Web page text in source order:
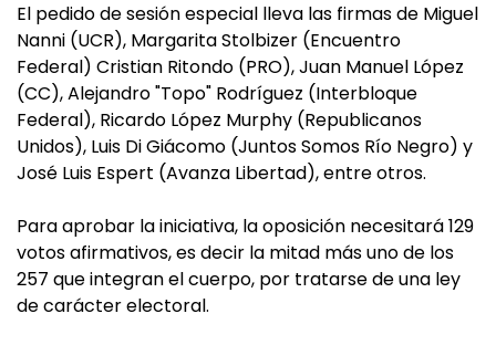
El pedido de sesión especial lleva las firmas de Miguel
Nanni (UCR), Margarita Stolbizer (Encuentro
Federal) Cristian Ritondo (PRO), Juan Manuel López
(CC), Alejandro "Topo" Rodríguez (Interbloque
Federal), Ricardo López Murphy (Republicanos
Unidos), Luis Di Giácomo (Juntos Somos Río Negro) y
José Luis Espert (Avanza Libertad), entre otros.
Para aprobar la iniciativa, la oposición necesitará 129
votos afirmativos, es decir la mitad más uno de los
257 que integran el cuerpo, por tratarse de una ley
de carácter electoral.